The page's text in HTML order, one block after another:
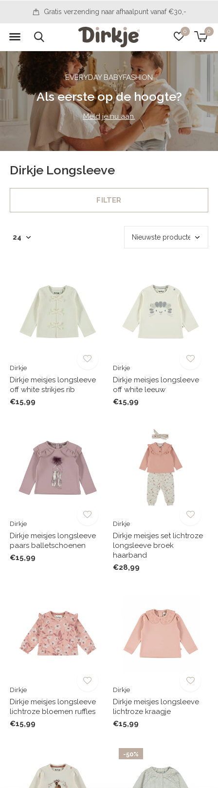
0 0
Gratis verzending naar afhaalpunt vanaf €30,-
EVERYDAY BABYFASHION
Als eerste op de hoogte?
Meld je nu aan.
Dirkje Longsleeve
FILTER
Dirkje
Dirkje meisjes longsleeve
off white strikjes rib
€15,99
Dirkje
Dirkje meisjes longsleeve
off white leeuw
€15,99
Dirkje
Dirkje meisjes longsleeve
paars balletschoenen
€15,99
Dirkje
Dirkje meisjes set lichtroze
longsleeve broek
haarband
€28,99
Dirkje
Dirkje meisjes longsleeve
lichtroze bloemen ruffles
€15,99
Dirkje
Dirkje meisjes longsleeve
lichtroze kraagje
€15,99
-50%